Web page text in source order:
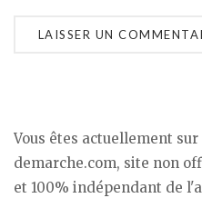
Vous êtes actuellement
demarche.com, site non
et 100% indépendant de